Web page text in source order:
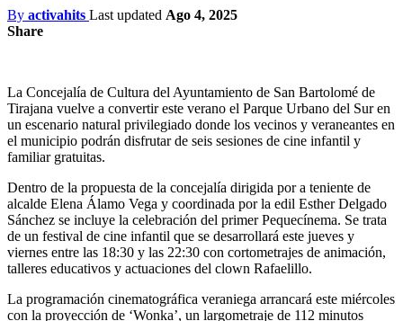
By activahits Last updated Ago 4, 2025
Share
La Concejalía de Cultura del Ayuntamiento de San Bartolomé de
Tirajana vuelve a convertir este verano el Parque Urbano del Sur en
un escenario natural privilegiado donde los vecinos y veraneantes en
el municipio podrán disfrutar de seis sesiones de cine infantil y
familiar gratuitas.
Dentro de la propuesta de la concejalía dirigida por a teniente de
alcalde Elena Álamo Vega y coordinada por la edil Esther Delgado
Sánchez se incluye la celebración del primer Pequecínema. Se trata
de un festival de cine infantil que se desarrollará este jueves y
viernes entre las 18:30 y las 22:30 con cortometrajes de animación,
talleres educativos y actuaciones del clown Rafaelillo.
La programación cinematográfica veraniega arrancará este miércoles
con la proyección de ‘Wonka’, un largometraje de 112 minutos